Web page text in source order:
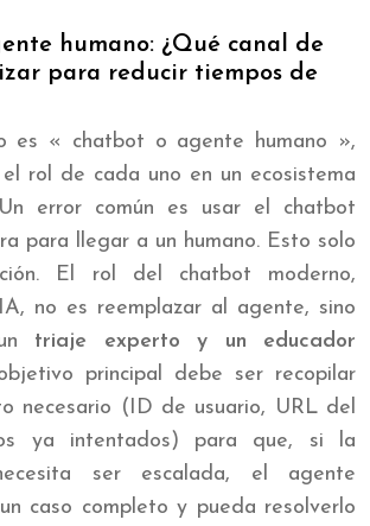
humano: ¿Qué canal de
para reducir tiempos de
es « chatbot o agente humano »,
rol de cada uno en un ecosistema
error común es usar el chatbot
para llegar a un humano. Esto solo
El rol del chatbot moderno,
no es reemplazar al agente, sino
triaje experto y un educador
principal debe ser recopilar
necesario (ID de usuario, URL del
ya intentados) para que, si la
ser escalada, el agente
caso completo y pueda resolverlo